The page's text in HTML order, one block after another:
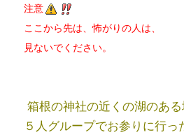
注意
ここから先は、怖がりの人は、
見ないでください。
箱根の神社の近くの湖のある
５人グループでお参りに行っ